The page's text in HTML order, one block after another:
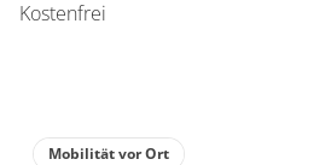
Kostenfrei
Mobilität vor Ort